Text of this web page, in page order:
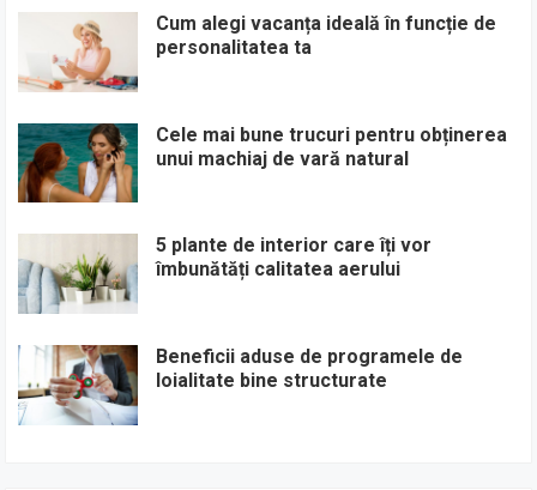
Cum alegi vacanța ideală în funcție de
personalitatea ta
Cele mai bune trucuri pentru obținerea
unui machiaj de vară natural
5 plante de interior care îți vor
îmbunătăți calitatea aerului
Beneficii aduse de programele de
loialitate bine structurate